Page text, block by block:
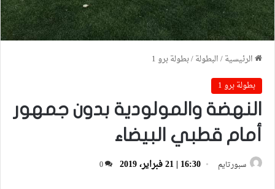
الرئيسية/البطولة/بطولة برو 1
بطولة برو 1
النهضة والمولودية بدون جمهور
أمام قطبي البيضاء
سبورتايم 16:30 | 21 فبراير، 2019 0